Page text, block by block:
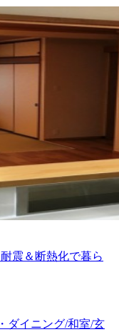
震＆断熱化で暮ら
ダイニング/和室/玄